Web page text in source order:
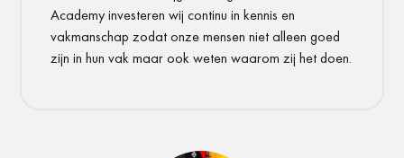
Academy investeren wij continu in kennis en
vakmanschap zodat onze mensen niet alleen goed
zijn in hun vak maar ook weten waarom zij het doen.